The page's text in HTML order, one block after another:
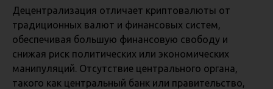
Децентрализация отличает криптовалюты от
традиционных валют и финансовых систем,
обеспечивая большую финансовую свободу и
снижая риск политических или экономических
манипуляций. Отсутствие центрального органа,
такого как центральный банк или правительство,